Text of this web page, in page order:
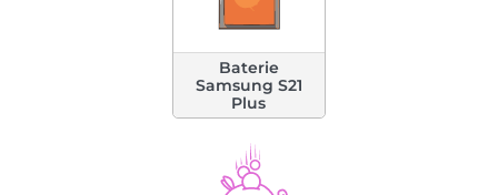
Baterie
Samsung S21
Plus